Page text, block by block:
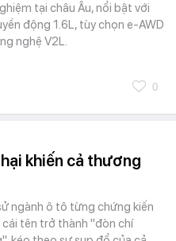
tại châu Âu, nổi bật với
động 1.6L, tùy chọn e-AWD
nghệ V2L.
0
khiến cả thương
ngành ô tô từng chứng kiến
cái tên trở thành "đòn chí